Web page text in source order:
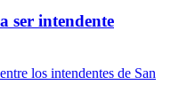
ser intendente